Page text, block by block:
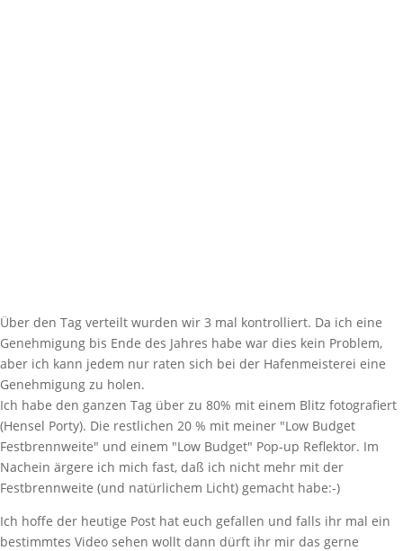
Über den Tag verteilt wurden wir 3 mal kontrolliert. Da ich eine
Genehmigung bis Ende des Jahres habe war dies kein Problem,
aber ich kann jedem nur raten sich bei der Hafenmeisterei eine
Genehmigung zu holen.
Ich habe den ganzen Tag über zu 80% mit einem Blitz fotografiert
(Hensel Porty). Die restlichen 20 % mit meiner "Low Budget
Festbrennweite" und einem "Low Budget" Pop-up Reflektor. Im
Nachein ärgere ich mich fast, daß ich nicht mehr mit der
Festbrennweite (und natürlichem Licht) gemacht habe:-)
Ich hoffe der heutige Post hat euch gefallen und falls ihr mal ein
bestimmtes Video sehen wollt dann dürft ihr mir das gerne